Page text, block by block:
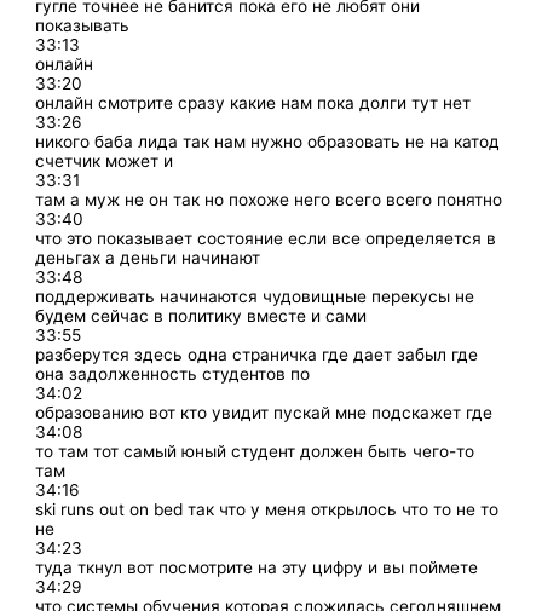
гугле точнее не банится пока его не любят они
показывать
33:13
онлайн
33:20
онлайн смотрите сразу какие нам пока долги тут нет
33:26
никого баба лида так нам нужно образовать не на катод
счетчик может и
33:31
там а муж не он так но похоже него всего всего понятно
33:40
что это показывает состояние если все определяется в
деньгах а деньги начинают
33:48
поддерживать начинаются чудовищные перекусы не
будем сейчас в политику вместе и сами
33:55
разберутся здесь одна страничка где дает забыл где
она задолженность студентов по
34:02
образованию вот кто увидит пускай мне подскажет где
34:08
то там тот самый юный студент должен быть чего-то
там
34:16
ski runs out on bed так что у меня открылось что то не то
не
34:23
туда ткнул вот посмотрите на эту цифру и вы поймете
34:29
что системы обучения которая сложилась сегодняшнем